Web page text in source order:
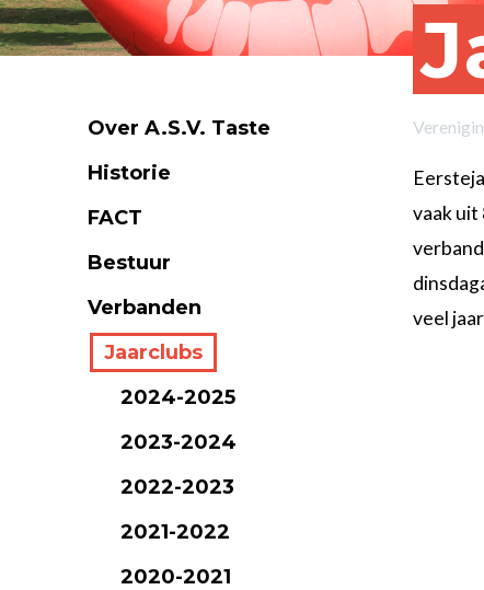
Over A.S.V. Taste
Historie
FACT
Bestuur
Verbanden
Jaarclubs
2024-2025
2023-2024
2022-2023
2021-2022
2020-2021
vaak uit
veel